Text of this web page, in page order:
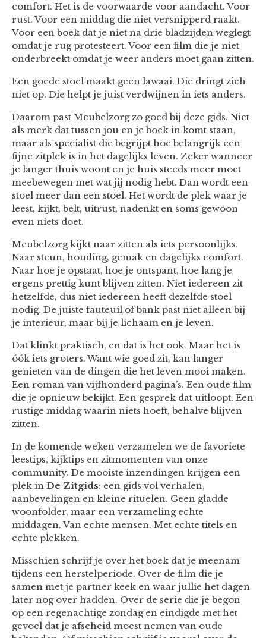
comfort. Het is de voorwaarde voor aandacht. Voor
rust. Voor een middag die niet versnipperd raakt.
Voor een boek dat je niet na drie bladzijden weglegt
omdat je rug protesteert. Voor een film die je niet
onderbreekt omdat je weer anders moet gaan zitten.
Een goede stoel maakt geen lawaai. Die dringt zich
niet op. Die helpt je juist verdwijnen in iets anders.
Daarom past Meubelzorg zo goed bij deze gids. Niet
als merk dat tussen jou en je boek in komt staan,
maar als specialist die begrijpt hoe belangrijk een
fijne zitplek is in het dagelijks leven. Zeker wanneer
je langer thuis woont en je huis steeds meer moet
meebewegen met wat jij nodig hebt. Dan wordt een
stoel meer dan een stoel. Het wordt de plek waar je
leest, kijkt, belt, uitrust, nadenkt en soms gewoon
even niets doet.
Meubelzorg kijkt naar zitten als iets persoonlijks.
Naar steun, houding, gemak en dagelijks comfort.
Naar hoe je opstaat, hoe je ontspant, hoe lang je
ergens prettig kunt blijven zitten. Niet iedereen zit
hetzelfde, dus niet iedereen heeft dezelfde stoel
nodig. De juiste fauteuil of bank past niet alleen bij
je interieur, maar bij je lichaam en je leven.
Dat klinkt praktisch, en dat is het ook. Maar het is
óók iets groters. Want wie goed zit, kan langer
genieten van de dingen die het leven mooi maken.
Een roman van vijfhonderd pagina’s. Een oude film
die je opnieuw bekijkt. Een gesprek dat uitloopt. Een
rustige middag waarin niets hoeft, behalve blijven
zitten.
In de komende weken verzamelen we de favoriete
leestips, kijktips en zitmomenten van onze
community. De mooiste inzendingen krijgen een
plek in De Zitgids: een gids vol verhalen,
aanbevelingen en kleine rituelen. Geen gladde
woonfolder, maar een verzameling echte
middagen. Van echte mensen. Met echte titels en
echte plekken.
Misschien schrijf je over het boek dat je meenam
tijdens een herstelperiode. Over de film die je
samen met je partner keek en waar jullie het dagen
later nog over hadden. Over de serie die je begon
op een regenachtige zondag en eindigde met het
gevoel dat je afscheid moest nemen van oude